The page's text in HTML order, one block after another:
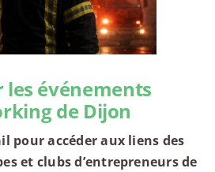
les événements
de Dijon
pour accéder aux liens des
et clubs d’entrepreneurs de